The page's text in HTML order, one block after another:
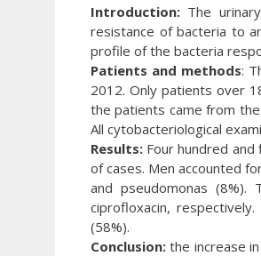
Introduction: The
resistance of bacteria to
profile of the bacteria
Patients and methods:
2012. Only patients over
the patients came from
All cytobacteriological
Results: Four hundred
of cases. Men accounted
and pseudomonas
ciprofloxacin,
(58%).
Conclusion: the increase